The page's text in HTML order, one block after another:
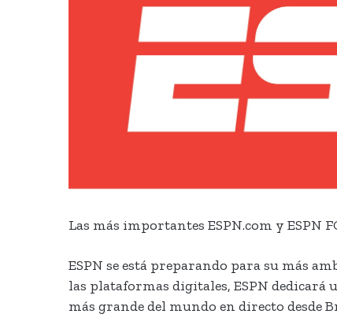
Las más importantes ESPN.com y ESPN
ESPN se está preparando para su más
las plataformas digitales, ESPN
más grande del mundo en directo desde